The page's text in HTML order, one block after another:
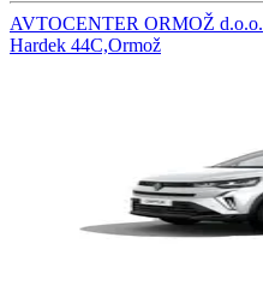
AVTOCENTER ORMOŽ d.o.o.
Hardek 44C,Ormož